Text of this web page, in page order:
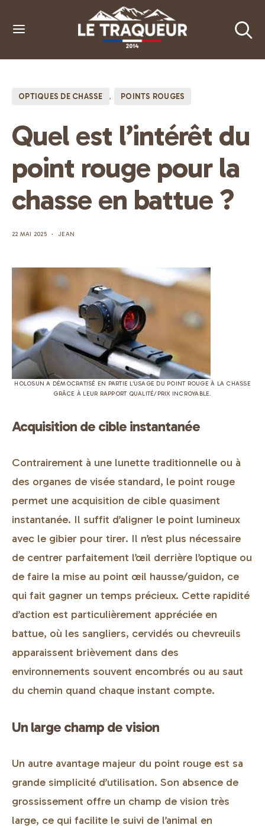
OPTIQUES DE CHASSE POINTS ROUGES
Quel est l’intérêt du
point rouge pour la
chasse en battue ?
22 MAI 2025 JEAN
HOLOSUN A DÉMOCRATISÉ EN PARTIE L’USAGE DU POINT ROUGE À LA CHASSE
GRÂCE À LEUR RAPPORT QUALITÉ/PRIX INCROYABLE.
Acquisition de cible instantanée
Contrairement à une lunette traditionnelle ou à
des organes de visée standard, le point rouge
permet une acquisition de cible quasiment
instantanée. Il suffit d’aligner le point lumineux
avec le gibier pour tirer. Il n’est plus nécessaire
de centrer parfaitement l’œil derrière l’optique ou
de faire la mise au point œil hausse/guidon, ce
qui fait gagner un temps précieux. Cette rapidité
d’action est particulièrement appréciée en
battue, où les sangliers, cervidés ou chevreuils
apparaissent brièvement dans des
environnements souvent encombrés ou au saut
du chemin quand chaque instant compte.
Un large champ de vision
Un autre avantage majeur du point rouge est sa
grande simplicité d’utilisation. Son absence de
grossissement offre un champ de vision très
large, ce qui facilite le suivi de l’animal en